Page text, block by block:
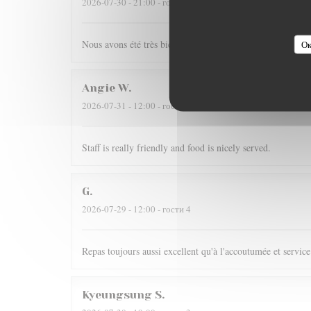
Nous avons été très bien reçu et servi, accueil très
Angie W
2026-07-31 - 12:00 - гости 2
Staff is really friendly and food is nicely served.
G
2026-07-29 - 12:00 - гости 4
Repas toujours aussi excellent qu'à l'accoutumée et
Kyeungsung S